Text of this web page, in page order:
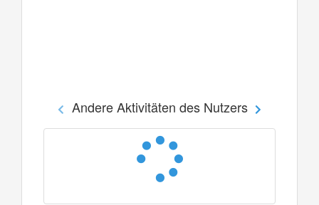
Andere Aktivitäten des Nutzers